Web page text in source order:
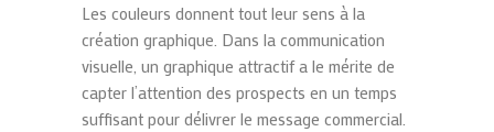
Les couleurs donnent tout leur sens à la
création graphique. Dans la communication
visuelle, un graphique attractif a le mérite de
capter l’attention des prospects en un temps
suffisant pour délivrer le message commercial.